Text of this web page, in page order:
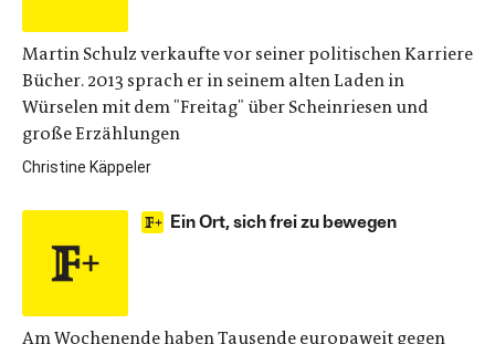
Martin Schulz verkaufte vor seiner politischen Karriere
Bücher. 2013 sprach er in seinem alten Laden in
Würselen mit dem "Freitag" über Scheinriesen und
große Erzählungen
Christine Käppeler
Ein Ort, sich frei zu bewegen
Am Wochenende haben Tausende europaweit gegen